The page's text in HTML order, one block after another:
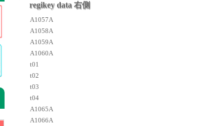
regikey data 右側
A1057A
A1058A
A1059A
A1060A
t01
t02
t03
t04
A1065A
A1066A